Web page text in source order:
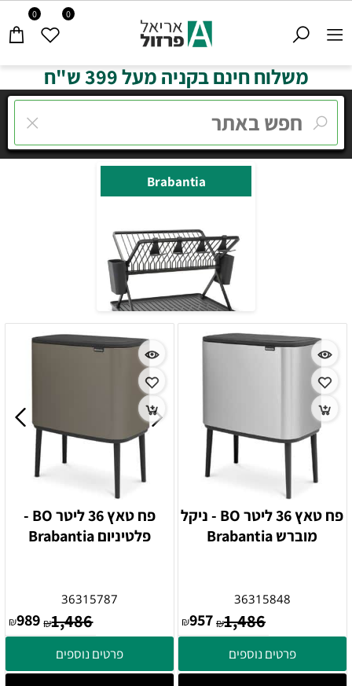
0 0
משלוח חינם בקניה מעל 399 ש"ח
Brabantia
פח טאץ 36 ליטר BO - ניקל
מוברש Brabantia
36315848
₪1,486
₪957
פרטים נוספים
פח טאץ 36 ליטר BO -
פלטיניום Brabantia
36315787
₪1,486
₪989
פרטים נוספים